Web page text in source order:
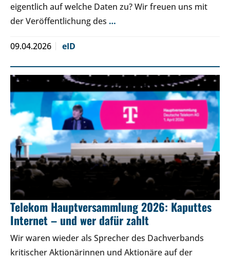
eigentlich auf welche Daten zu? Wir freuen uns mit
der Veröffentlichung des …
09.04.2026 eID
Telekom Hauptversammlung 2026: Kaputtes
Internet – und wer dafür zahlt
Wir waren wieder als Sprecher des Dachverbands
kritischer Aktionärinnen und Aktionäre auf der